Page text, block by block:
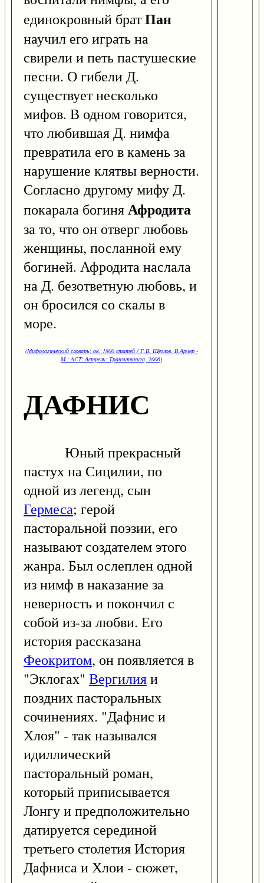
единокровный братПан
научил его играть на
свирели и петь пастушеские
песни. О гибели Д.
существует несколько
мифов. В одном говорится,
что любившая Д. нимфа
превратила его в камень за
нарушение клятвы верности.
Согласно другому мифу Д.
покарала богиняАфродита
за то, что он отверг любовь
женщины, посланной ему
богиней. Афродита наслала
на Д. безответную любовь, и
он бросился со скалы в
море.
(Мифологический словарь: ок. 1800 статей / Г.В. Щеглов, В.Арчер -
М.: ACT: Астрель: Транзиткнига, 2006)
ДАФНИС
Юный прекрасный
пастух на Сицилии, по
одной из легенд, сын
Гермеса; герой
пасторальной поэзии, его
называют создателем этого
жанра. Был ослеплен одной
из нимф в наказание за
неверность и покончил с
собой из-за любви. Его
история рассказана
Феокритом, он появляется в
"Эклогах" Вергилияи
поздних пасторальных
сочинениях. "Дафнис и
Хлоя" - так назывался
идиллический
пасторальный роман,
который приписывается
Лонгу и предположительно
датируется серединой
третьего столетия История
Дафниса и Хлои - сюжет,